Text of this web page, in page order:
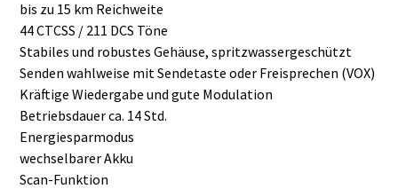
bis zu 15 km Reichweite
​44 CTCSS / 211 DCS Töne
Stabiles und robustes Gehäuse, spritzwassergeschützt
Senden wahlweise mit Sendetaste oder Freisprechen (VOX)
Kräftige Wiedergabe und gute Modulation
Betriebsdauer ca. 14 Std.
Energiesparmodus
wechselbarer Akku
Scan-Funktion